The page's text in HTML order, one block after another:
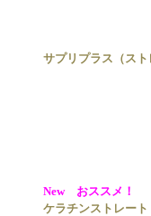
サプリプラス（ス
New おススメ！
ケラチンストレート